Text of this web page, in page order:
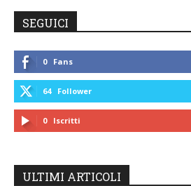
SEGUICI
0 Fans
64 Follower
0 Iscritti
ULTIMI ARTICOLI